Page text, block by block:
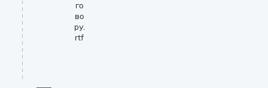
го
во
ру.
rtf